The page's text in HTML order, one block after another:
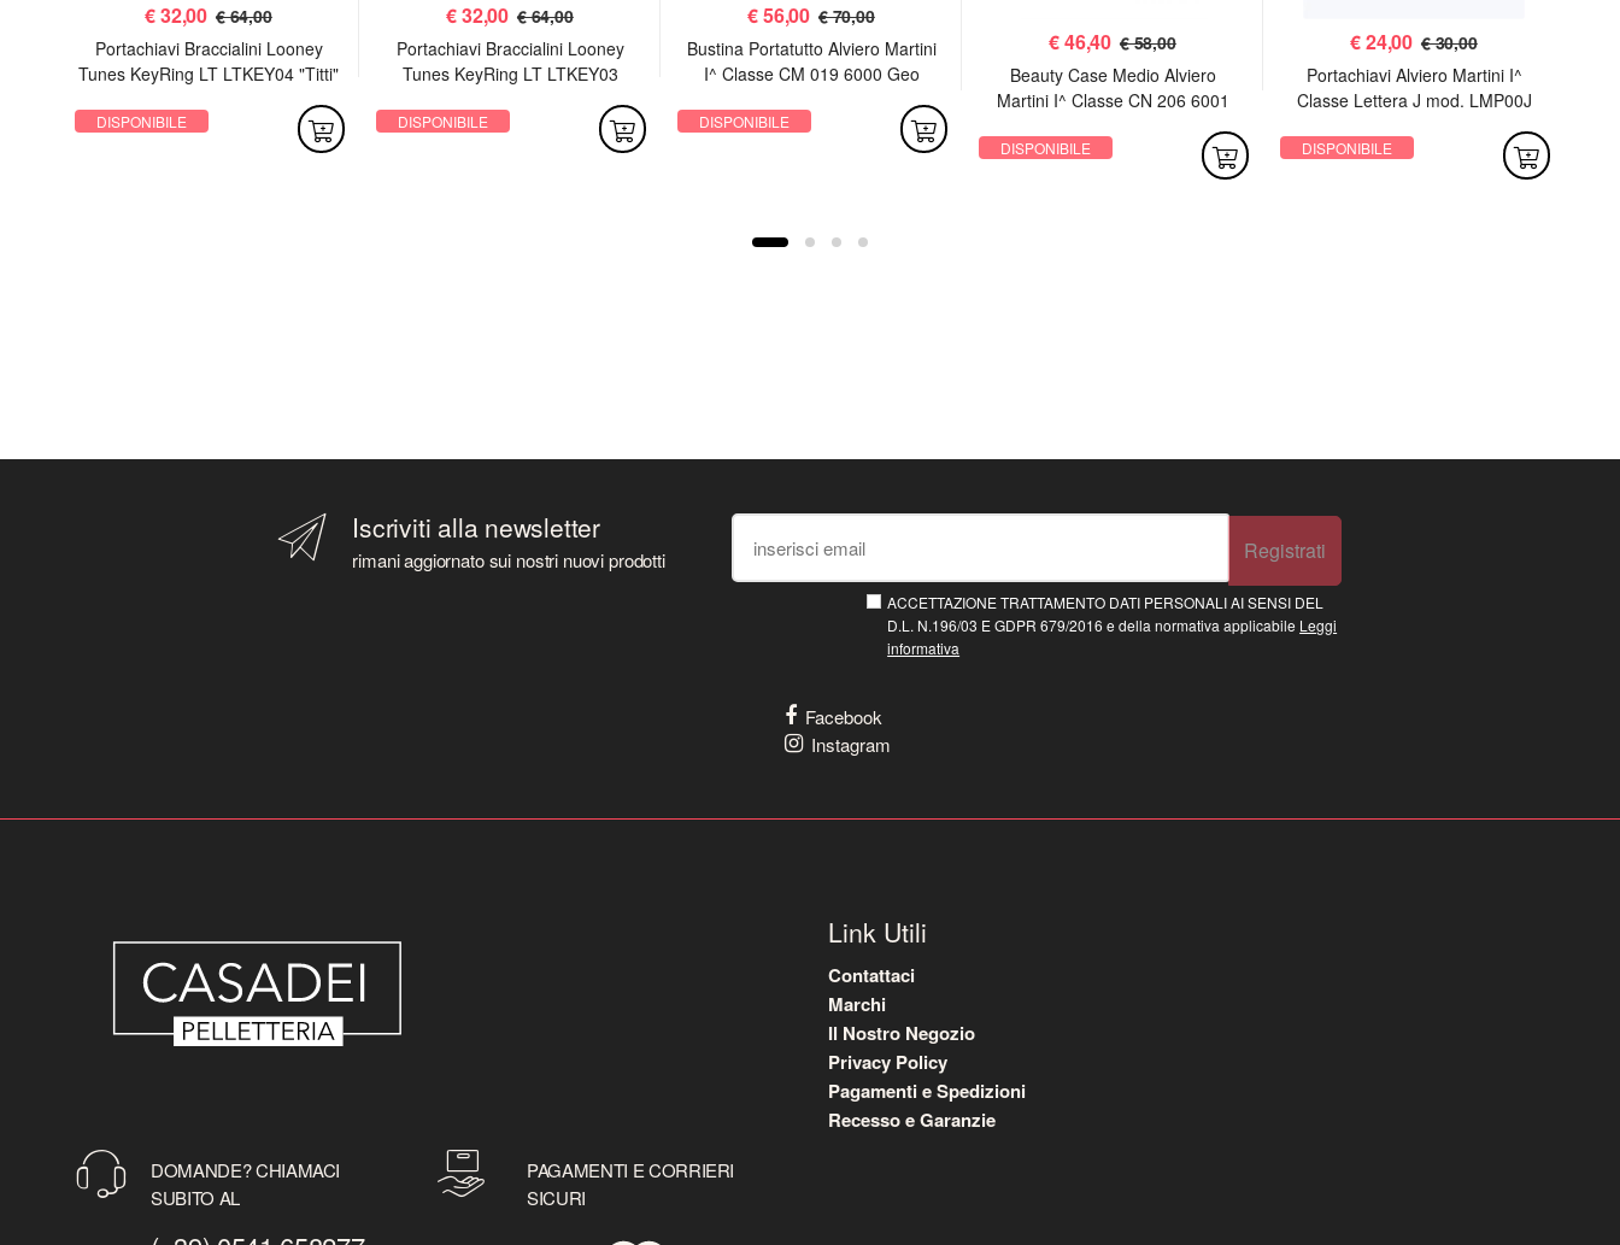
€32,00 € 64,00
Portachiavi Braccialini Looney
Tunes KeyRing LT LTKEY04 "Titti"
DISPONIBILE
€32,00 € 64,00
Portachiavi Braccialini Looney
Tunes KeyRing LT LTKEY03
DISPONIBILE
€56,00 € 70,00
Bustina Portatutto Alviero Martini
I^ Classe CM 019 6000 Geo
DISPONIBILE
€46,40 € 58,00
Beauty Case Medio Alviero
Martini I^ Classe CN 206 6001
DISPONIBILE
€24,00 € 30,00
Portachiavi Alviero Martini I^
Classe Lettera J mod. LMP00J
DISPONIBILE
Iscriviti alla newsletter
rimani aggiornato sui nostri nuovi prodotti Registrati
ACCETTAZIONE TRATTAMENTO DATI PERSONALI AI SENSI DEL
D.L. N.196/03 E GDPR 679/2016 e della normativa applicabile Leggi
informativa
Facebook
Instagram
DOMANDE? CHIAMACI
SUBITO AL
PAGAMENTI E CORRIERI
SICURI
Link Utili
Contattaci
Marchi
Il Nostro Negozio
Privacy Policy
Pagamenti e Spedizioni
Recesso e Garanzie